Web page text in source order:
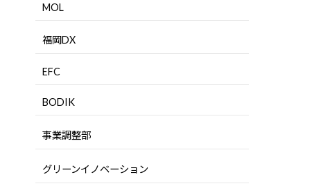
MOL
福岡DX
EFC
BODIK
事業調整部
グリーンイノベーション